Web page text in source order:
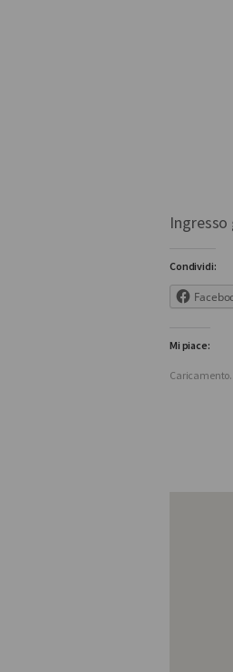
Condividi:
Mi piace: